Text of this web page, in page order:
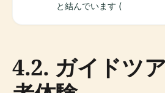
と結んでいます (
4.2. ガイドツ